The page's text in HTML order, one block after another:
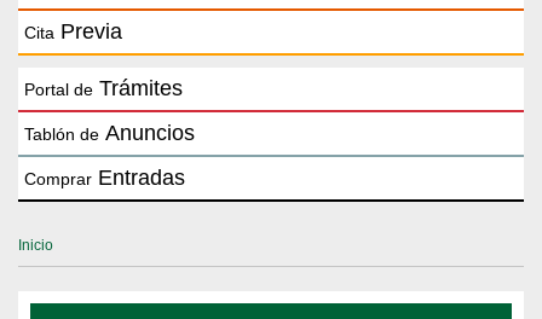
Cita Previa
Portal de Trámites
Tablón de Anuncios
Comprar Entradas
Inicio